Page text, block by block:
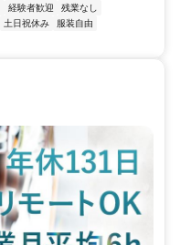
経験者歓迎
残業なし
土日祝休み
服装自由